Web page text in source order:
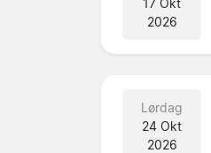
2026
Lørdag
24 Okt
2026